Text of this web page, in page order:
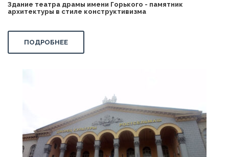
Здание театра драмы имени Горького - памятник
архитектуры в стиле конструктивизма
ПОДРОБНЕЕ